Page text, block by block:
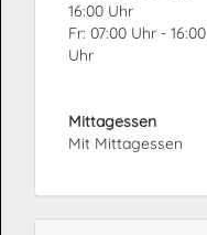
16:00 Uhr
Fr: 07:00 Uhr - 16:00
Uhr
Mittagessen
Mit Mittagessen